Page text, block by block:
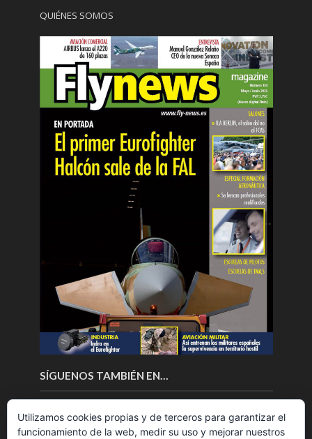
QUIÉNES SOMOS
SÍGUENOS TAMBIÉN EN…
Utilizamos cookies propias y de terceros para garantizar el
funcionamiento de la web, medir su uso y mejorar nuestros